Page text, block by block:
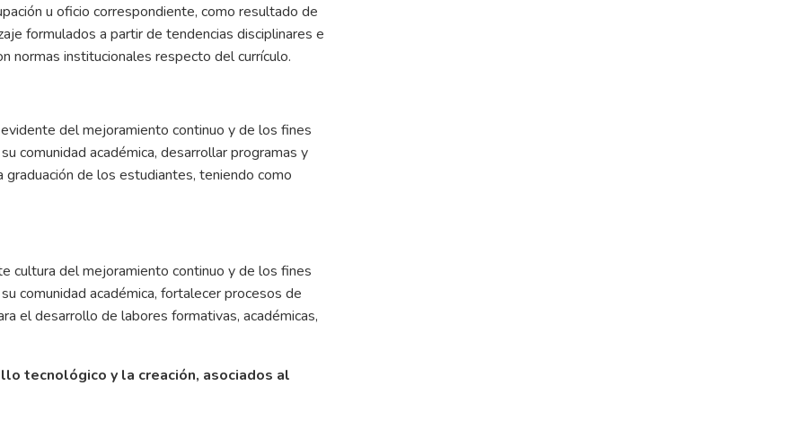
u oficio correspondiente, como resultado de
formulados a partir de tendencias disciplinares e
normas institucionales respecto del currículo.
del mejoramiento continuo y de los fines
comunidad académica, desarrollar programas y
de los estudiantes, teniendo como
cultura del mejoramiento continuo y de los fines
comunidad académica, fortalecer procesos de
el desarrollo de labores formativas, académicas,
tecnológico y la creación, asociados al